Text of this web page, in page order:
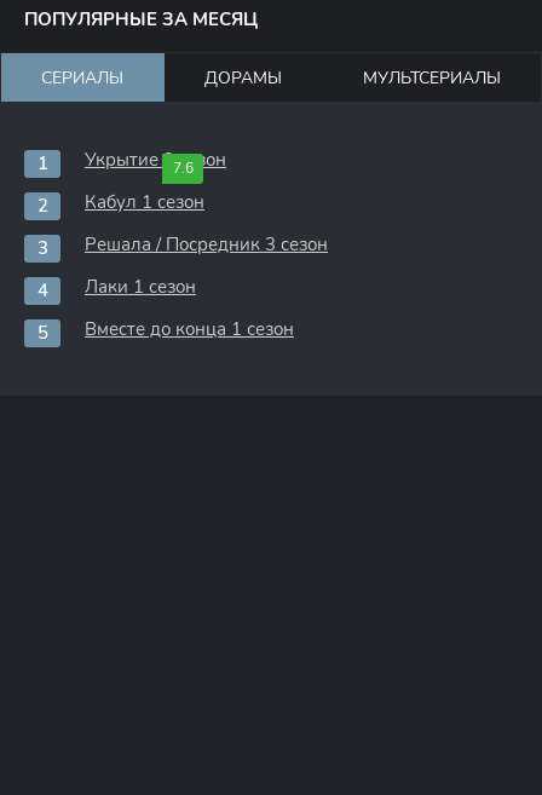
ПОПУЛЯРНЫЕ ЗА МЕСЯЦ
СЕРИАЛЫ ДОРАМЫ МУЛЬТСЕРИАЛЫ
7.6
Укрытие 3 сезон
Кабул 1 сезон
Решала / Посредник 3 сезон
Лаки 1 сезон
Вместе до конца 1 сезон